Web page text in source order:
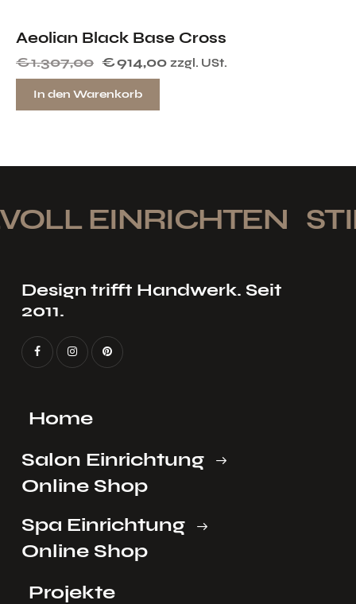
Aeolian Black Base Cross
€1.307,00 €914,00 zzgl. USt.
In den Warenkorb
EINRICHTEN
Design trifft Handwerk. Seit
2011.
Home
Salon Einrichtung
Online Shop
Spa Einrichtung
Online Shop
Projekte